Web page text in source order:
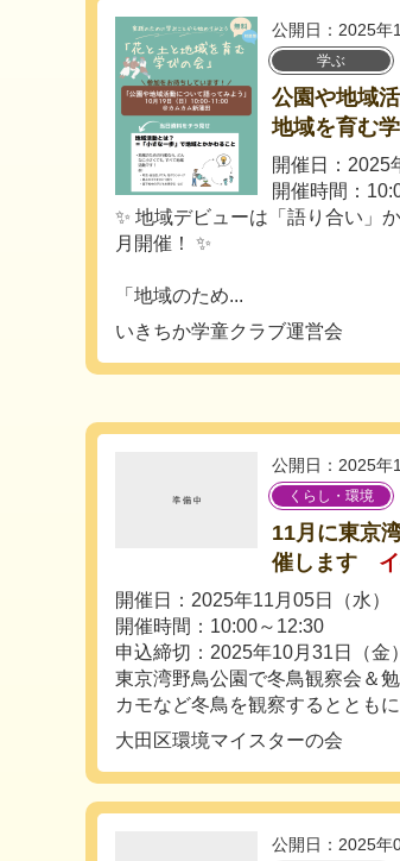
公開日：2025年
学ぶ
公園や地域
地域を育む
開催日：2025
開催時間：
✨ 地域デビューは「語り合い」
月開催！ ✨
「地域のため...
いきちか学童クラブ運営会
公開日：2025年
くらし・環境
11月に東京
催します
開催日：2025年11月05日（水）
開催時間：10:00～12:30
申込締切：2025年10月31日（金）
東京湾野鳥公園で冬鳥観察会＆勉
カモなど冬鳥を観察するととも
大田区環境マイスターの会
公開日：2025年